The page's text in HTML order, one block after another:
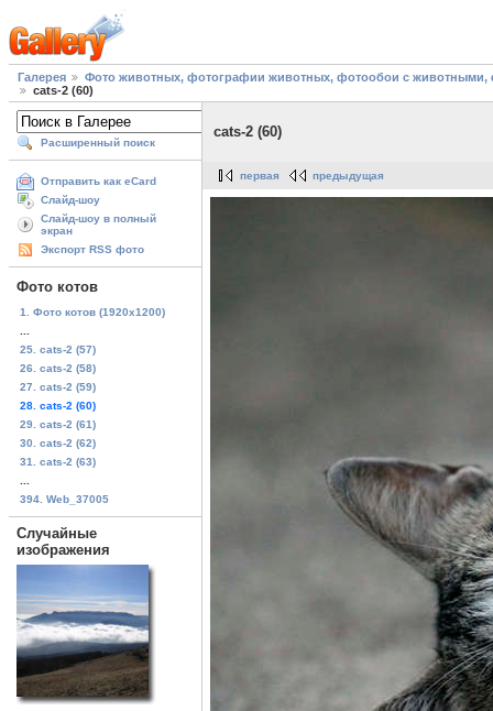
Галерея
Фото животных, фотографии животных, фотообои с
cats-2 (60)
Расширенный поиск
Отправить как eCard
Слайд-шоу
Слайд-шоу в полный
экран
Экспорт RSS фото
Фото котов
1. Фото котов (1920х1200)
25. cats-2 (57)
26. cats-2 (58)
27. cats-2 (59)
28. cats-2 (60)
29. cats-2 (61)
30. cats-2 (62)
31. cats-2 (63)
394. Web_37005
Случайные
изображения
cats-2 (60)
первая предыдущая